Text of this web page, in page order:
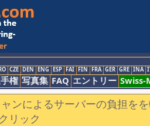
CZE DEN ENG ESP FAI FIN FRA GER GRE INA
権 写真集 FAQ エントリー
ンによるサーバーの負担を
リック